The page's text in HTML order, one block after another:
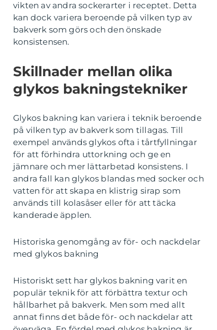
vikten av andra sockerarter i receptet. Detta
kan dock variera beroende på vilken typ av
bakverk som görs och den önskade
konsistensen.
Skillnader mellan olika
glykos bakningstekniker
Glykos bakning kan variera i teknik beroende
på vilken typ av bakverk som tillagas. Till
exempel används glykos ofta i tårtfyllningar
för att förhindra uttorkning och ge en
jämnare och mer lättarbetad konsistens. I
andra fall kan glykos blandas med socker och
vatten för att skapa en klistrig sirap som
används till kolasåser eller för att täcka
kanderade äpplen.
Historiska genomgång av för- och nackdelar
med glykos bakning
Historiskt sett har glykos bakning varit en
populär teknik för att förbättra textur och
hållbarhet på bakverk. Men som med allt
annat finns det både för- och nackdelar att